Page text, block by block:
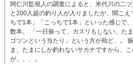
阿仁川監視人の調査によると、米代川の二
と200人超の釣り人が入りましたが、聞こ
ちで1本」「こっちで1本」といった感じで
数本。 「一日振って、カスリもしない、た
ゴツンという当たり」という方が殆ど、。 振
ま、たまにしか釣れないサカナですから、
が、、、。